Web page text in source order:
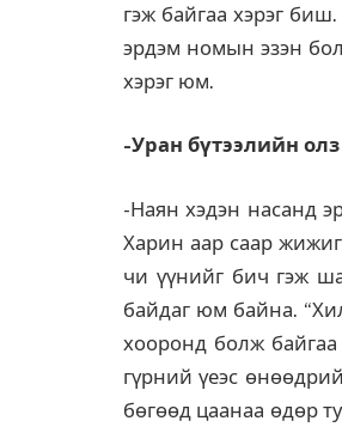
гэж байгаа хэрэг
эрдэм номын эзэн
хэрэг юм.
-Уран бүтээлийн
-Наян хэдэн насанд
Харин аар саар
чи үүнийг бич гэж
байдаг юм байна.
хооронд болж
гүрний үеэс
бөгөөд цаанаа өдөр